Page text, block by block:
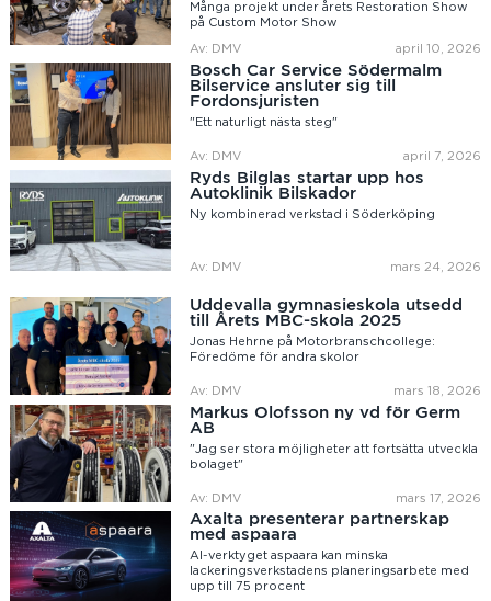
Många projekt under årets Restoration Show
på Custom Motor Show
Av: DMV april 10, 2026
Bosch Car Service Södermalm
Bilservice ansluter sig till
Fordonsjuristen
"Ett naturligt nästa steg"
Av: DMV april 7, 2026
Ryds Bilglas startar upp hos
Autoklinik Bilskador
Ny kombinerad verkstad i Söderköping
Av: DMV mars 24, 2026
Uddevalla gymnasieskola utsedd
till Årets MBC-skola 2025
Jonas Hehrne på Motorbranschcollege:
Föredöme för andra skolor
Av: DMV mars 18, 2026
Markus Olofsson ny vd för Germ
AB
"Jag ser stora möjligheter att fortsätta utveckla
bolaget"
Av: DMV mars 17, 2026
Axalta presenterar partnerskap
med aspaara
AI-verktyget aspaara kan minska
lackeringsverkstadens planeringsarbete med
upp till 75 procent